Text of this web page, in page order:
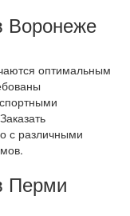
Воронеже
оптимальным
с различными
Перми